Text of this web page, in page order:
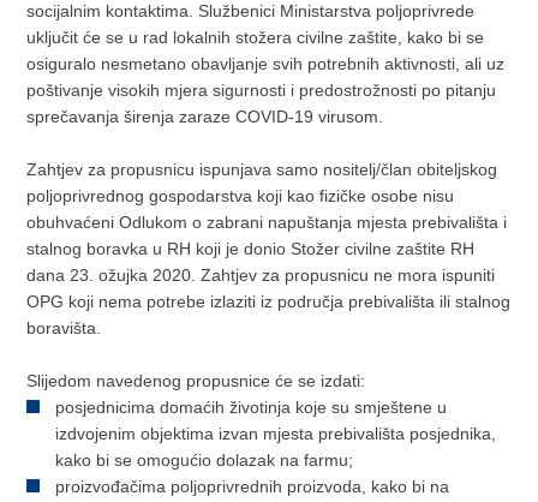
socijalnim kontaktima. Službenici Ministarstva poljoprivrede
uključit će se u rad lokalnih stožera civilne zaštite, kako bi se
osiguralo nesmetano obavljanje svih potrebnih aktivnosti, ali uz
poštivanje visokih mjera sigurnosti i predostrožnosti po pitanju
sprečavanja širenja zaraze COVID-19 virusom.
Zahtjev za propusnicu ispunjava samo nositelj/član obiteljskog
poljoprivrednog gospodarstva koji kao fizičke osobe nisu
obuhvaćeni Odlukom o zabrani napuštanja mjesta prebivališta i
stalnog boravka u RH koji je donio Stožer civilne zaštite RH
dana 23. ožujka 2020. Zahtjev za propusnicu ne mora ispuniti
OPG koji nema potrebe izlaziti iz područja prebivališta ili stalnog
boravišta.
Slijedom navedenog propusnice će se izdati:
posjednicima domaćih životinja koje su smještene u
izdvojenim objektima izvan mjesta prebivališta posjednika,
kako bi se omogućio dolazak na farmu;
proizvođačima poljoprivrednih proizvoda, kako bi na